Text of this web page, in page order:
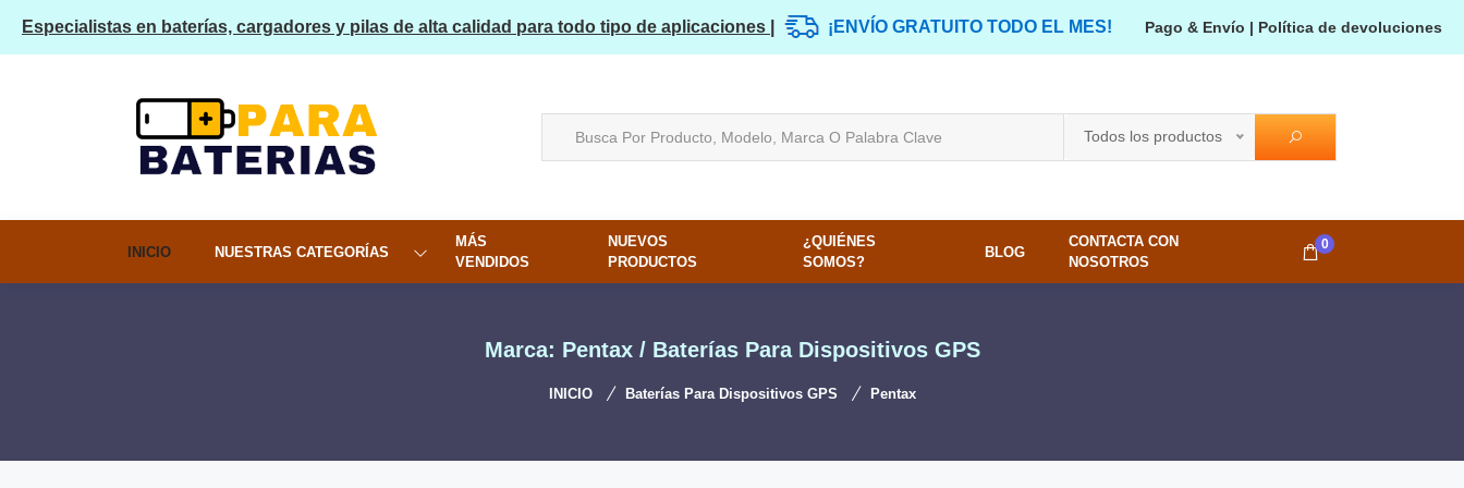
Especialistas en baterías, cargadores y pilas de alta calidad para todo tipo de aplicaciones | ¡ENVÍO GRATUITO TODO EL MES! Pago & Envío | Política de devoluciones
Todos los productos
INICIO NUESTRAS CATEGORÍAS
MÁS
VENDIDOS
NUEVOS
PRODUCTOS
¿QUIÉNES
SOMOS?
BLOG
CONTACTA CON
NOSOTROS
0
Marca: Pentax / Baterías Para Dispositivos GPS
INICIO Baterías Para Dispositivos GPS Pentax